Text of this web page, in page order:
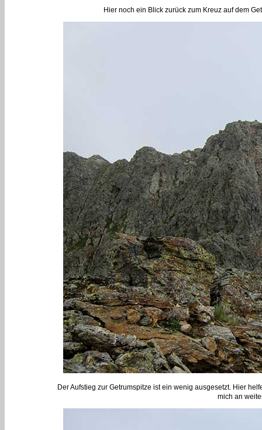
Hier noch ein Blick zurück zum Kreuz auf dem
Der Aufstieg zur Getrumspitze ist ein wenig ausgesetzt. Hier
mich an